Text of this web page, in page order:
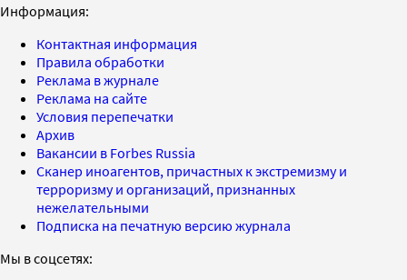
Информация:
Контактная информация
Правила обработки
Реклама в журнале
Реклама на сайте
Условия перепечатки
Архив
Вакансии в Forbes Russia
Сканер иноагентов, причастных к экстремизму и
терроризму и организаций, признанных
нежелательными
Подписка на печатную версию журнала
Мы в соцсетях: